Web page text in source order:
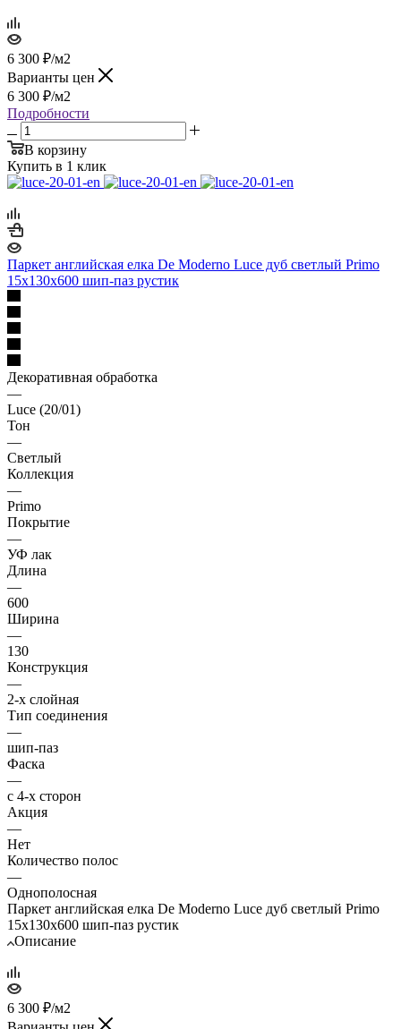
6 300 ₽/м2
Варианты цен
6 300 ₽/м2
Подробности
В корзину
Купить в 1 клик
Паркет английская елка De Moderno Luce дуб светлый Primo
15х130х600 шип-паз рустик
Декоративная обработка
—
Luce (20/01)
Тон
—
Светлый
Коллекция
—
Primo
Покрытие
—
УФ лак
Длина
—
600
Ширина
—
130
Конструкция
—
2-х слойная
Тип соединения
—
шип-паз
Фаска
—
с 4-х сторон
Акция
—
Нет
Количество полос
—
Однополосная
Паркет английская елка De Moderno Luce дуб светлый Primo
15х130х600 шип-паз рустик
Описание
6 300 ₽/м2